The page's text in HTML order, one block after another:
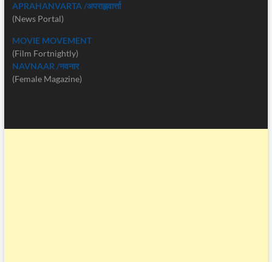
APRAHANVARTA /अपराह्नवार्त्ता
(News Portal)
MOVIE MOVEMENT
(Film Fortnightly)
NAVNAAR /नवनार
(Female Magazine)